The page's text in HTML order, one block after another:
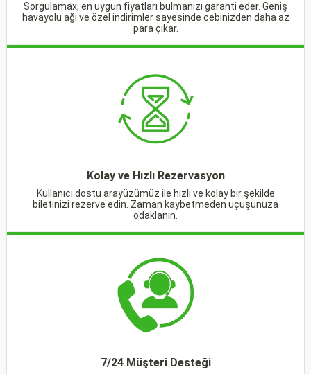
Sorgulamax, en uygun fiyatları bulmanızı garanti eder. Geniş
havayolu ağı ve özel indirimler sayesinde cebinizden daha az
para çıkar.
Kolay ve Hızlı Rezervasyon
Kullanıcı dostu arayüzümüz ile hızlı ve kolay bir şekilde
biletinizi rezerve edin. Zaman kaybetmeden uçuşunuza
odaklanın.
7/24 Müşteri Desteği